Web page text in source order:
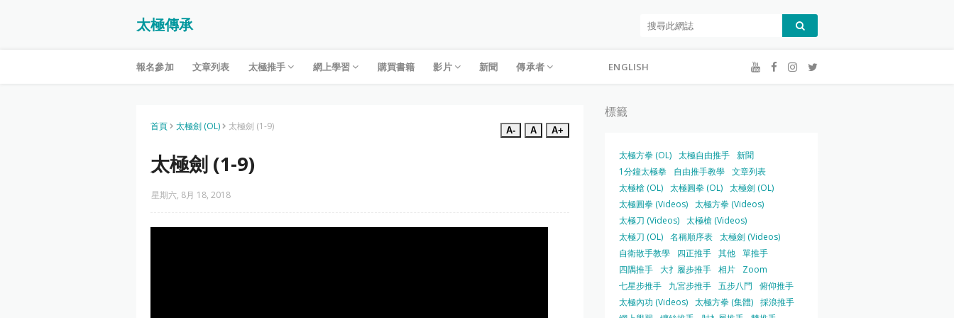
太極傳承
報名參加 文章列表 太極推手 網上學習 購買書籍 影片 新聞 傳承者 ENGLISH
首頁 太極劍 (OL) 太極劍 (1-9) A- A A+
太極劍 (1-9)
星期六, 8月 18, 2018
標籤
太極方拳 (OL) 太極自由推手 新聞
1分鐘太極拳
自由推手教學 文章列表
太極槍 (OL) 太極圓拳 (OL) 太極劍 (OL)
太極圓拳 (Videos) 太極方拳 (Videos)
太極刀 (Videos) 太極槍 (Videos)
太極刀 (OL) 名稱順序表 太極劍 (Videos)
自衛散手教學
四正推手 其他 單推手
四隅推手 大扌履步推手 相片
Zoom
七星步推手
九宮步推手 五步八門
俯仰推手
太極內功 (Videos) 太極方拳 (集體) 採浪推手